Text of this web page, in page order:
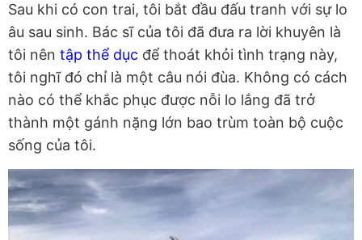
Sau khi có con trai, tôi bắt đầu đấu tranh với sự lo
âu sau sinh. Bác sĩ của tôi đã đưa ra lời khuyên là
tôi nên tập thể dục để thoát khỏi tình trạng này,
tôi nghĩ đó chỉ là một câu nói đùa. Không có cách
nào có thể khắc phục được nỗi lo lắng đã trở
thành một gánh nặng lớn bao trùm toàn bộ cuộc
sống của tôi.